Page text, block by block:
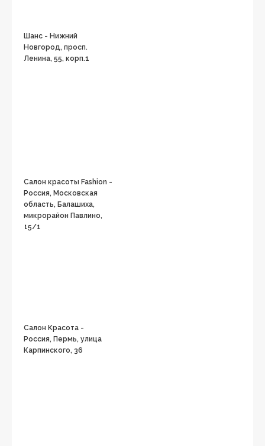
Шанс - Нижний
Новгород, просп.
Ленина, 55, корп.1
Салон красоты Fashion -
Россия, Московская
область, Балашиха,
микрорайон Павлино,
15/1
Салон Красота -
Россия, Пермь, улица
Карпинского, 36